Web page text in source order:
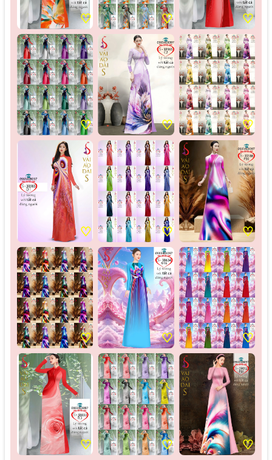
♡ ♡ ♡
♡ ♡ ♡
♡ ♡ ♡
♡ ♡ ♡
♡ ♡ ♡